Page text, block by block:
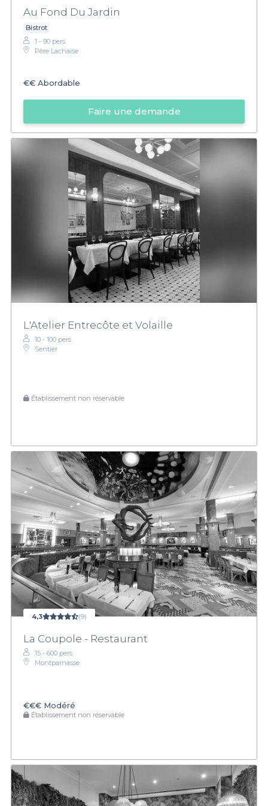
Au Fond Du Jardin
Bistrot
1 - 90 pers.
Père Lachaise
€€ Abordable
Faire une demande
L'Atelier Entrecôte et Volaille
10 - 100 pers.
Sentier
Établissement non réservable
4,3 (9)
La Coupole - Restaurant
15 - 600 pers.
Montparnasse
€€€ Modéré
Établissement non réservable